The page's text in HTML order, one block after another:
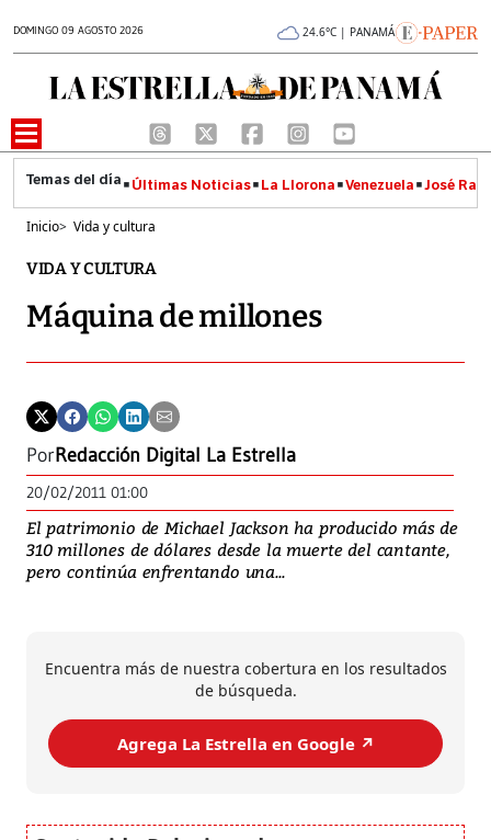
DOMINGO 09 AGOSTO 2026 24.6°C | PANAMÁ
Últimas Noticias La Llorona Venezuela José
Inicio> Vida y cultura
VIDA Y CULTURA
Máquina de millones
PorRedacción Digital La Estrella
20/02/2011 01:00
El patrimonio de Michael Jackson ha producido más de
310 millones de dólares desde la muerte del cantante,
pero continúa enfrentando una...
Encuentra más de nuestra cobertura en los resultados
de búsqueda.
Agrega La Estrella en Google ↗️